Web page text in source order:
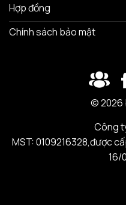
Hợp đồng
Chính sách bảo mật
© 2026
Công
MST: 0109216328,được
16/